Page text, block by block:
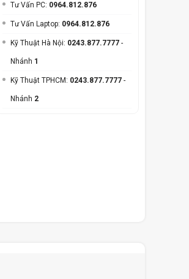
Tư Vấn PC: 0964.812.876
Tư Vấn Laptop: 0964.812.876
Kỹ Thuật Hà Nội: 0243.877.7777 -
Nhánh 1
Kỹ Thuật TPHCM: 0243.877.7777 -
Nhánh 2